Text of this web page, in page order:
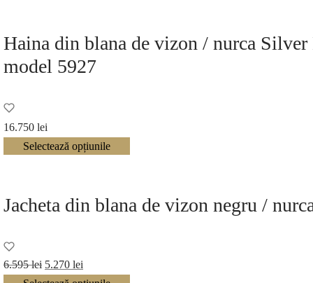
Haina din blana de vizon / nurca
model 5927
16.750 lei
Selectează opțiunile
Jacheta din blana de vizon negru /
6.595lei Prețul
5.270 lei